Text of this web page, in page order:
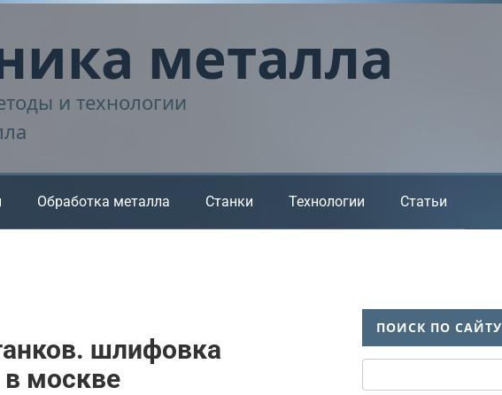
металла
и технологии
Обработка металла Станки Технологии Статьи
шлифовка
в москве
ПОИСК ПО САЙТУ